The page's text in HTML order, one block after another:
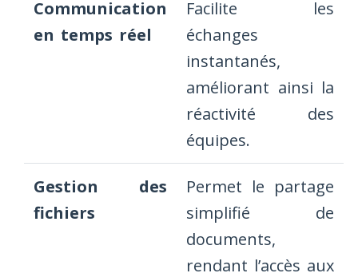
Communication
en temps réel
Facilite les
échanges
instantanés,
améliorant ainsi la
réactivité des
équipes.
Gestion des
fichiers
Permet le partage
simplifié de
documents,
rendant l’accès aux